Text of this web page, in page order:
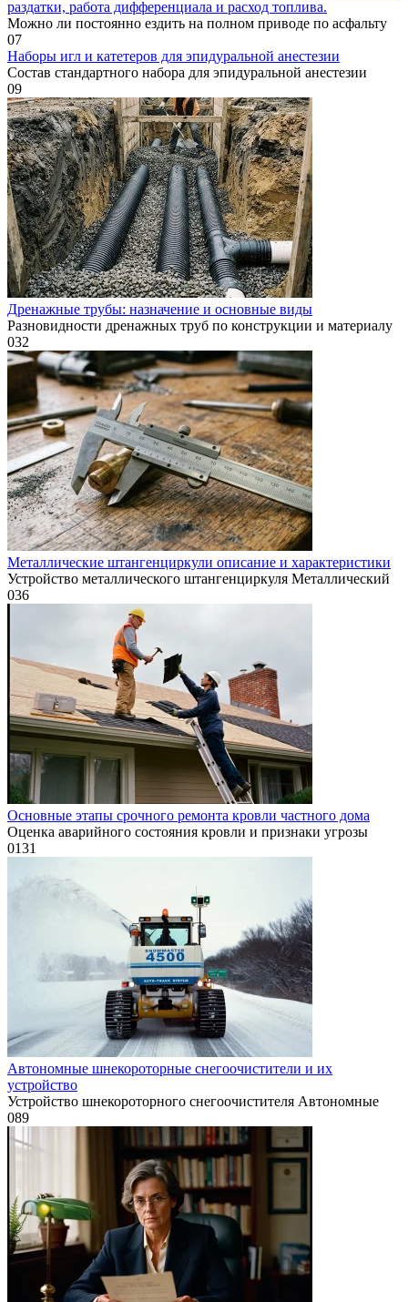
раздатки, работа дифференциала и расход топлива.
Можно ли постоянно ездить на полном приводе по асфальту
07
Наборы игл и катетеров для эпидуральной анестезии
Состав стандартного набора для эпидуральной анестезии
09
Дренажные трубы: назначение и основные виды
Разновидности дренажных труб по конструкции и материалу
032
Металлические штангенциркули описание и характеристики
Устройство металлического штангенциркуля Металлический
036
Основные этапы срочного ремонта кровли частного дома
Оценка аварийного состояния кровли и признаки угрозы
0131
Автономные шнекороторные снегоочистители и их
устройство
Устройство шнекороторного снегоочистителя Автономные
089